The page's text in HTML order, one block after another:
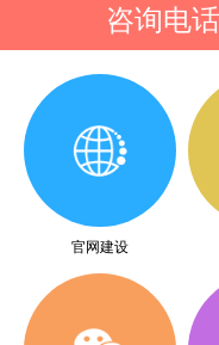
咨询电
官网建设